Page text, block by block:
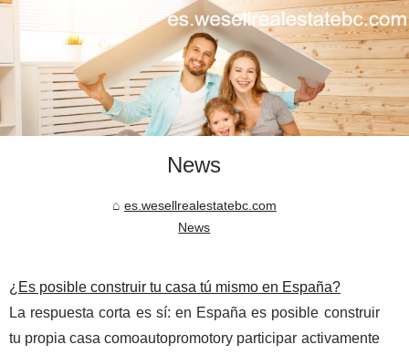
News
es.wesellrealestatebc.com
News
¿Es posible construir tu casa tú mismo en España?
La respuesta corta es sí: en España es posible construir
tu propia casa comoautopromotory participar activamente